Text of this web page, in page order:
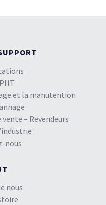
et la manutention
– Revendeurs
nous
nous